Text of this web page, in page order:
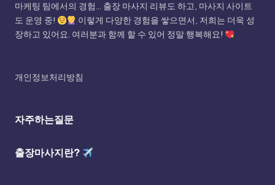
마케팅 팀에서의 경험... 출장 마사지 리뷰도 하고, 마사지 사이트
도 운영 중!
이렇게 다양한 경험을 쌓으면서, 저희는 더욱 성
장하고 있어요. 여러분과 함께 할 수 있어 정말 행복해요!
개인정보처리방침
자주하는질문
출장마사지란?